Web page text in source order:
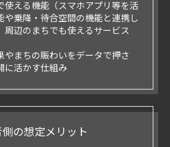
使える機能（スマホアプリ等を活
や乗降・待合空間の機能と連携し
周辺のまちでも使えるサービス
やまちの賑わいをデータで押さ
に活かす仕組み
の想定メリット